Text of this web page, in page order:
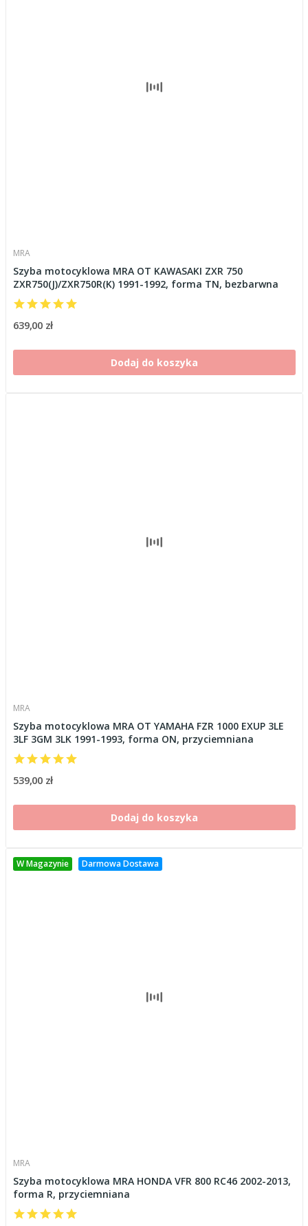
MRA
Szyba motocyklowa MRA OT KAWASAKI ZXR 750
ZXR750(J)/ZXR750R(K) 1991-1992, forma TN, bezbarwna
639,00 zł
Dodaj do koszyka
MRA
Szyba motocyklowa MRA OT YAMAHA FZR 1000 EXUP 3LE
3LF 3GM 3LK 1991-1993, forma ON, przyciemniana
539,00 zł
Dodaj do koszyka
W Magazynie Darmowa Dostawa
MRA
Szyba motocyklowa MRA HONDA VFR 800 RC46 2002-2013,
forma R, przyciemniana